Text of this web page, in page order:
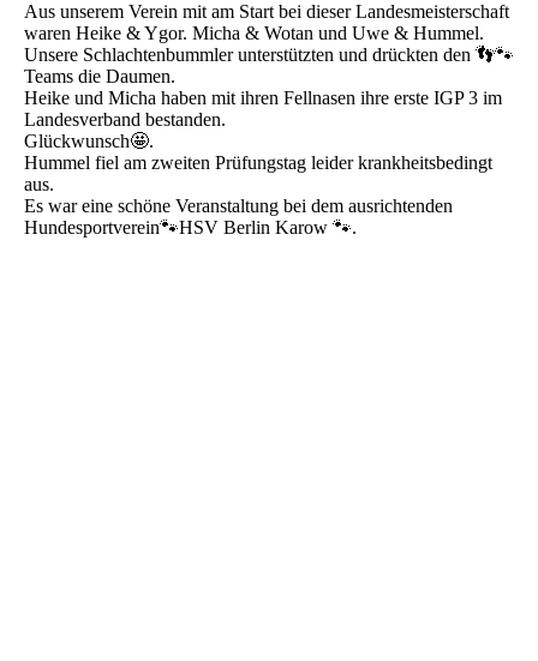
Aus unserem Verein mit am Start bei dieser Landesmeisterschaft
waren Heike & Ygor. Micha & Wotan und Uwe & Hummel.
Unsere Schlachtenbummler unterstützten und drückten den 👣🐾
Teams die Daumen.
Heike und Micha haben mit ihren Fellnasen ihre erste IGP 3 im
Landesverband bestanden.
Glückwunsch🤩.
Hummel fiel am zweiten Prüfungstag leider krankheitsbedingt
aus.
Es war eine schöne Veranstaltung bei dem ausrichtenden
Hundesportverein🐾HSV Berlin Karow 🐾.